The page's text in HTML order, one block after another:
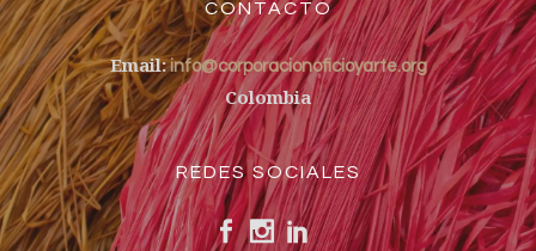
CONTACTO
Email:info@corporacionoficioyarte.org
Colombia
REDES SOCIALES